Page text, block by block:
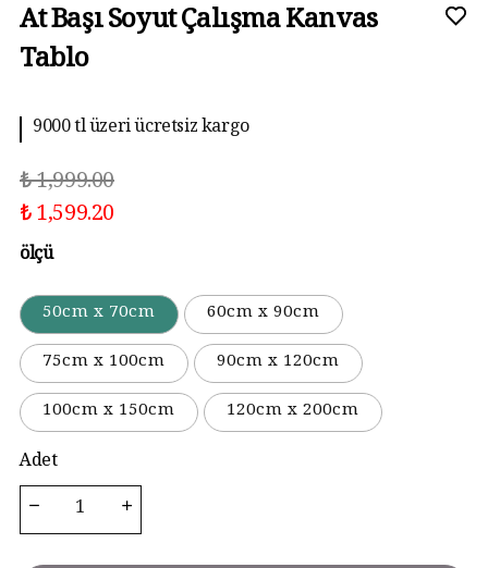
At Başı Soyut Çalışma Kanvas
Tablo
9000 tl üzeri ücretsiz kargo
₺ 1,999.00
₺ 1,599.20
ölçü
50cm x 70cm
60cm x 90cm
75cm x 100cm
90cm x 120cm
100cm x 150cm
120cm x 200cm
Adet